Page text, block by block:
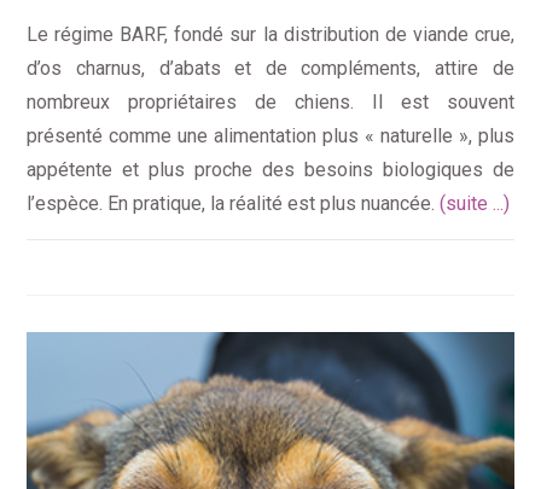
Le régime BARF, fondé sur la distribution de viande crue,
d’os charnus, d’abats et de compléments, attire de
nombreux propriétaires de chiens. Il est souvent
présenté comme une alimentation plus « naturelle », plus
appétente et plus proche des besoins biologiques de
l’espèce. En pratique, la réalité est plus nuancée.(suite ...)